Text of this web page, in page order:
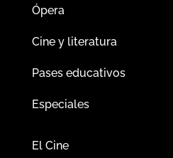
Ópera
Cine y literatura
Pases educativos
Especiales
El Cine